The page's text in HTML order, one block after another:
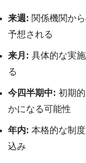
来週: 関係機関か
予想される
来月: 具体的な実
る
今四半期中: 初期
かになる可能性
年内: 本格的な制
込み